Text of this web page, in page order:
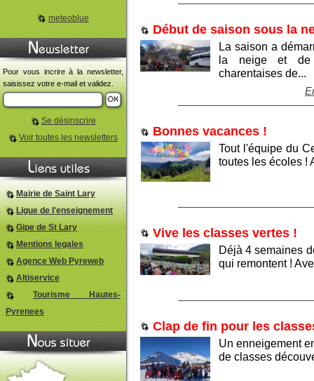
meteoblue
Pour vous incrire à la newsletter,
saisissez votre e-mail et validez.
Se désinscrire
Voir toutes les newsletters
Mairie de Saint Lary
Ligue de l'enseignement
Gipe de St Lary
Mentions legales
Agence Web Pyreweb
Altiservice
Tourisme Hautes-
Pyrenees
Début de saison sous la
La saison a
la neige et de
charentaises de...
Bonnes vacances !
Tout l'équipe du
toutes les écoles !
Vive les classes vertes !
Déjà 4 semaines
qui remontent !
Clap de fin pour les
Un enneigement
de classes